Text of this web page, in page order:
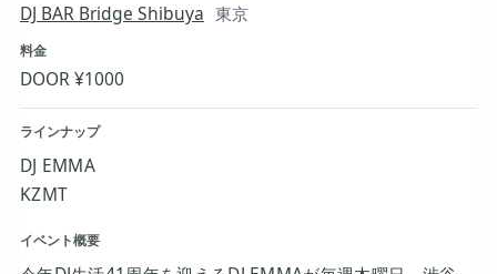
DJ BAR Bridge Shibuya 東京
料金
DOOR ¥1000
ラインナップ
DJ EMMA
KZMT
イベント概要